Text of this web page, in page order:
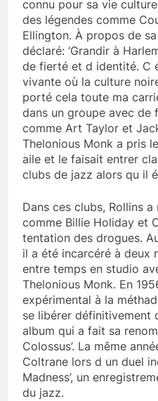
connu pour sa vie
des légendes comme
Ellington. À propos de
déclaré: ‘Grandir à
de fierté et d identité. C
vivante où la culture
porté cela toute ma
dans un groupe avec de
comme Art Taylor et
Thelonious Monk a pris
aile et le faisait entrer
clubs de jazz alors qu il
Dans ces clubs, Rollins
comme Billie Holiday et
tentation des drogues.
il a été incarcéré à deux
entre temps en studio
Thelonious Monk. En
expérimental à la
se libérer définitivement
album qui a fait sa
Colossus’. La même
Coltrane lors d un duel
Madness’, un
du jazz.